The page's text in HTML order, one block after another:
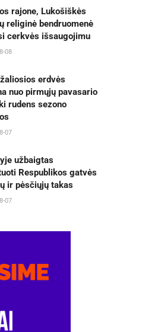
rajone, Lukošiškės
religinė bendruomenė
cerkvės išsaugojimu
08
erdvės
nuo pirmųjų pavasario
rudens sezono
07
užbaigtas
Respublikos gatvės
ir pėsčiųjų takas
07